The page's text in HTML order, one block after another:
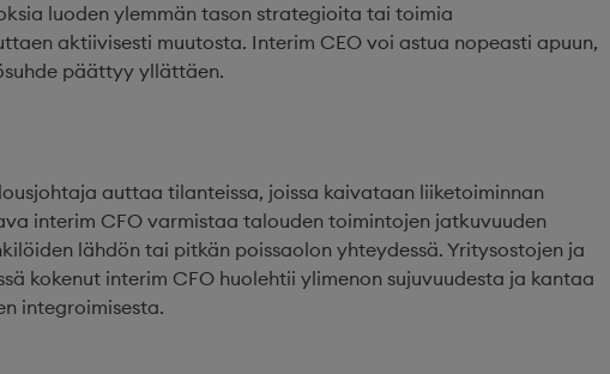
luoden ylemmän tason strategioita tai toimia
aktiivisesti muutosta. Interim CEO voi astua nopeasti apuun,
päättyy yllättäen.
auttaa tilanteissa, joissa kaivataan liiketoiminnan
interim CFO varmistaa talouden toimintojen jatkuvuuden
lähdön tai pitkän poissaolon yhteydessä. Yritysostojen ja
kokenut interim CFO huolehtii ylimenon sujuvuudesta ja kantaa
integroimisesta.